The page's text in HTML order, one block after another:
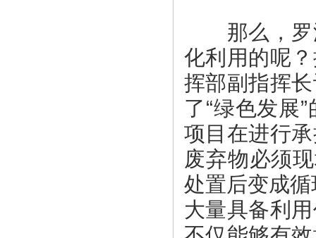
那么，罗
化利用的呢
挥部副指挥
了“绿色发展
项目在进行
废弃物必须
处置后变成
大量具备利